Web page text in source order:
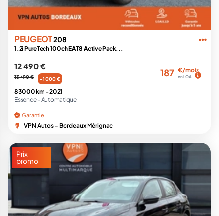
PEUGEOT208
1.2i PureTech 100ch EAT8 Active Pack...
12 490 €
13 490 € -1 000 €
187 €/mois
en LOA
83 000 km -2021
Essence - Automatique
Garantie
VPN Autos - Bordeaux Mérignac
Prix
promo